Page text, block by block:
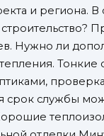
и региона.
Нужно ли
срок службы